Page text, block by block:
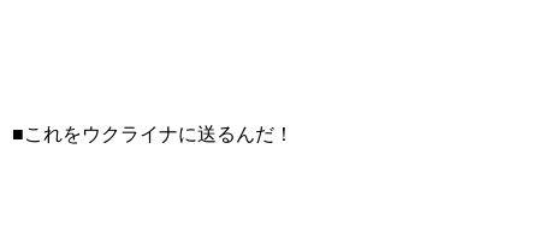
■これをウクライナに送るんだ！